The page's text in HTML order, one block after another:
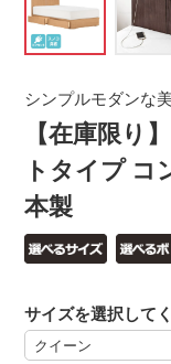
【在庫限り
トタイプ コ
本製
シンプルモダンな
サイズを選択して